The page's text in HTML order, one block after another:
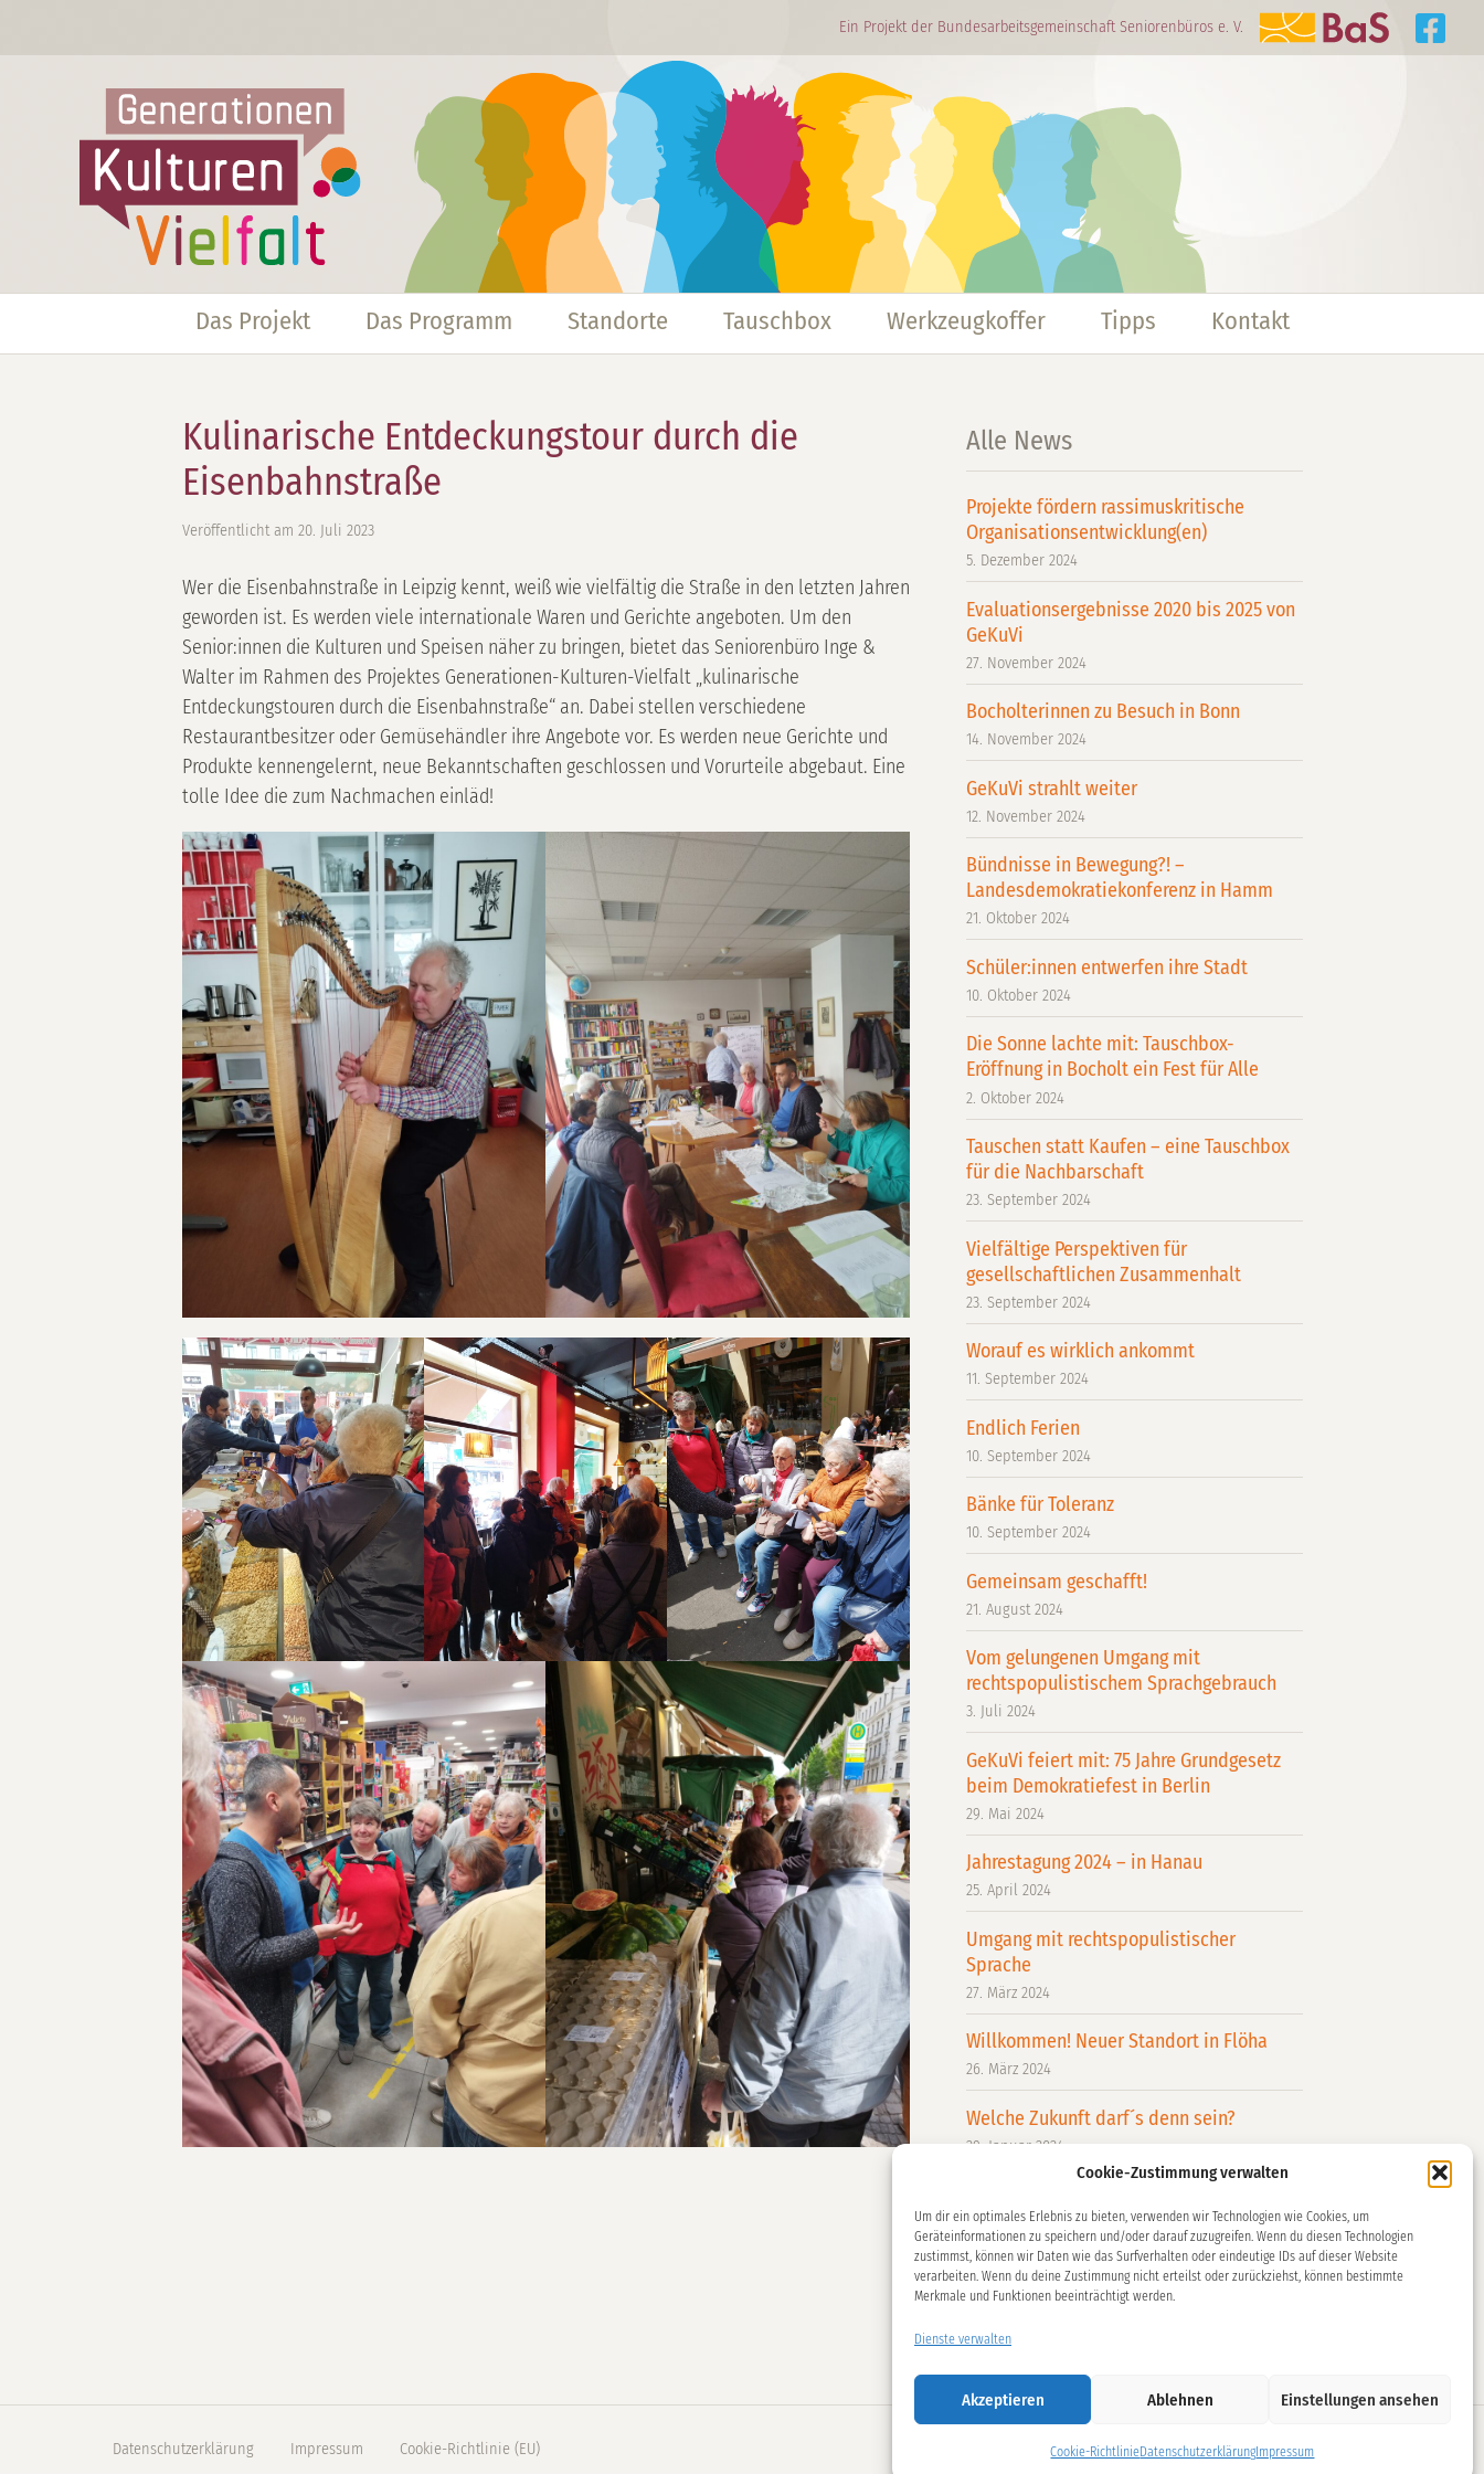
Cookie-Zustimmung verwalten
Um dir ein optimales Erlebnis zu bieten, verwenden wir Technologien wie Cookies, um
Geräteinformationen zu speichern und/oder darauf zuzugreifen. Wenn du diesen Technologien
zustimmst, können wir Daten wie das Surfverhalten oder eindeutige IDs auf dieser Website
verarbeiten. Wenn du deine Zustimmung nicht erteilst oder zurückziehst, können bestimmte
Merkmale und Funktionen beeinträchtigt werden.
Dienste verwalten
Akzeptieren Ablehnen Einstellungen ansehen
Cookie-RichtlinieDatenschutzerklärung Impressum
Ein Projekt der Bundesarbeitsgemeinschaft Seniorenbüros e. V.
Das Projekt Das Programm Standorte Tauschbox Werkzeugkoffer Tipps Kontakt
Kulinarische Entdeckungstour durch die
Eisenbahnstraße
Veröffentlicht am 20. Juli 2023
Wer die Eisenbahnstraße in Leipzig kennt, weiß wie vielfältig die Straße in den letzten Jahren
geworden ist. Es werden viele internationale Waren und Gerichte angeboten. Um den
Senior:innen die Kulturen und Speisen näher zu bringen, bietet das Seniorenbüro Inge &
Walter im Rahmen des Projektes Generationen-Kulturen-Vielfalt „kulinarische
Entdeckungstouren durch die Eisenbahnstraße“ an. Dabei stellen verschiedene
Restaurantbesitzer oder Gemüsehändler ihre Angebote vor. Es werden neue Gerichte und
Produkte kennengelernt, neue Bekanntschaften geschlossen und Vorurteile abgebaut. Eine
tolle Idee die zum Nachmachen einläd!
Alle News
Projekte fördern rassimuskritische
Organisationsentwicklung(en)
5. Dezember 2024
Evaluationsergebnisse 2020 bis 2025 von
GeKuVi
27. November 2024
Bocholterinnen zu Besuch in Bonn
14. November 2024
GeKuVi strahlt weiter
12. November 2024
Bündnisse in Bewegung?! –
Landesdemokratiekonferenz in Hamm
21. Oktober 2024
Schüler:innen entwerfen ihre Stadt
10. Oktober 2024
Die Sonne lachte mit: Tauschbox-
Eröffnung in Bocholt ein Fest für Alle
2. Oktober 2024
Tauschen statt Kaufen – eine Tauschbox
für die Nachbarschaft
23. September 2024
Vielfältige Perspektiven für
gesellschaftlichen Zusammenhalt
23. September 2024
Worauf es wirklich ankommt
11. September 2024
Endlich Ferien
10. September 2024
Bänke für Toleranz
10. September 2024
Gemeinsam geschafft!
21. August 2024
Vom gelungenen Umgang mit
rechtspopulistischem Sprachgebrauch
3. Juli 2024
GeKuVi feiert mit: 75 Jahre Grundgesetz
beim Demokratiefest in Berlin
29. Mai 2024
Jahrestagung 2024 – in Hanau
25. April 2024
Umgang mit rechtspopulistischer
Sprache
27. März 2024
Willkommen! Neuer Standort in Flöha
26. März 2024
Welche Zukunft darf´s denn sein?
29. Januar 2024
„Demokratie leben!“
18. Dezember 2023
Übersicht
Datenschutzerklärung Impressum Cookie-Richtlinie (EU)